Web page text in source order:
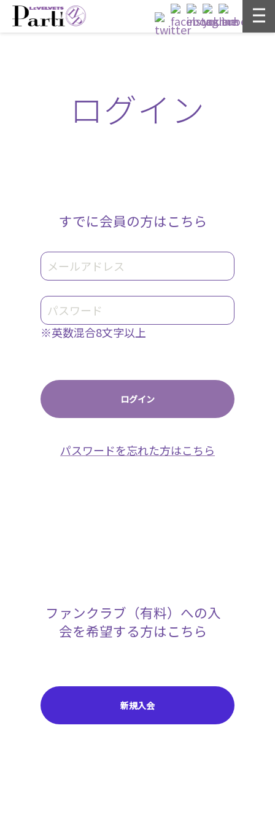
ログイン
すでに会員の方はこちら
※英数混合8文字以上
パスワードを忘れた方はこちら
ファンクラブ（有料）への入
会を希望する方はこちら